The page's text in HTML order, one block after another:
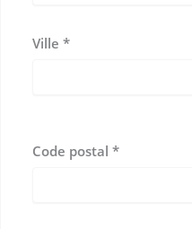
Ville *
Code postal *